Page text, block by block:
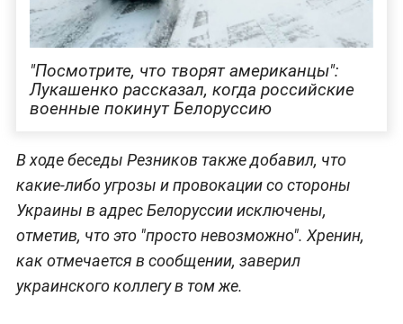
"Посмотрите, что творят американцы":
Лукашенко рассказал, когда российские
военные покинут Белоруссию
В ходе беседы Резников также добавил, что
какие-либо угрозы и провокации со стороны
Украины в адрес Белоруссии исключены,
отметив, что это "просто невозможно". Хренин,
как отмечается в сообщении, заверил
украинского коллегу в том же.